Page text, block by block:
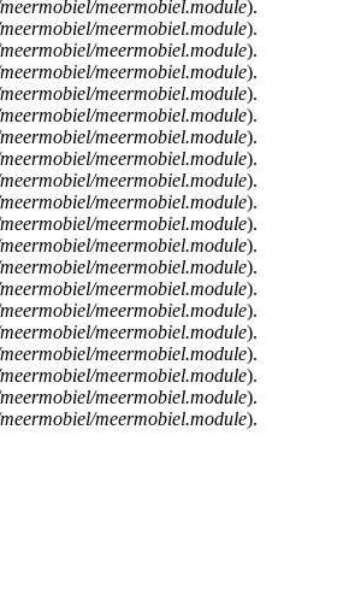
meermobiel.module).
meermobiel.module).
meermobiel.module).
meermobiel.module).
meermobiel.module).
meermobiel.module).
meermobiel.module).
meermobiel.module).
meermobiel.module).
meermobiel.module).
meermobiel.module).
meermobiel.module).
meermobiel.module).
meermobiel.module).
meermobiel.module).
meermobiel.module).
meermobiel.module).
meermobiel.module).
meermobiel.module).
meermobiel.module).